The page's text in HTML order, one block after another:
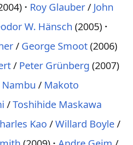
Roy Glauber/ John
W. Hänsch (2005)
/ George Smoot(2006)
/ Peter Grünberg (2007)
/ Makoto
/Toshihide Maskawa
Kao /Willard Boyle/